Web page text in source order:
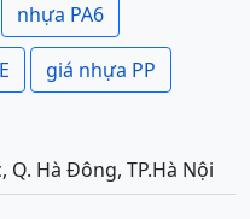
nhựa PA6
giá nhựa PP
Q. Hà Đông, TP.Hà Nội